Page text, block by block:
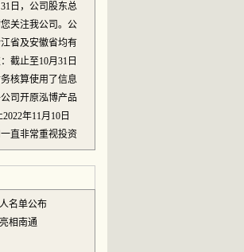
日，公司股东总
关注我公司。公
省及安徽省均有
截止至10月31日
核算使用了信息
司开原泓博产品
年11月10日
直非常重视投资
名单公布
相南通